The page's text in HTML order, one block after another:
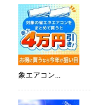
象エアコン...